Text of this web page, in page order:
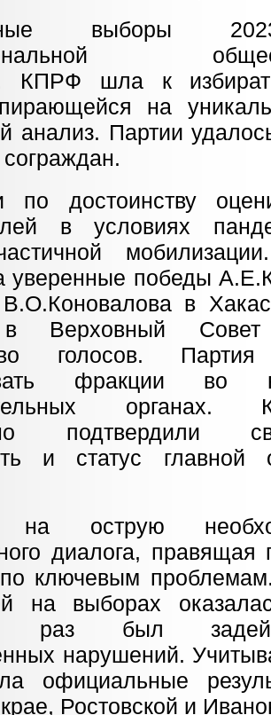
выборы
КПРФ шла к
на
анализ. Партии
по достоинству
в условиях
уверенные победы
В.О.Коновалова в
Верховный Совет
голосов.
фракции во
органах.
подтвердили
и статус главной
на острую
диалога, правящая
ключевым
на выборах
раз был
нарушений.
официальные
Ростовской и